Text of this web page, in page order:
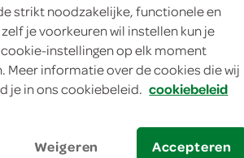
strikt noodzakelijke, functionele en
je voorkeuren wil instellen kun je
cookie-instellingen op elk moment
Meer informatie over de cookies die wij
je in ons cookiebeleid. cookiebeleid
Weigeren Accepteren